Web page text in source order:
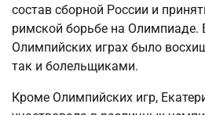
состав сборной России и
римской борьбе на Олимпиаде.
Олимпийских играх было
так и болельщиками.
Кроме Олимпийских игр,